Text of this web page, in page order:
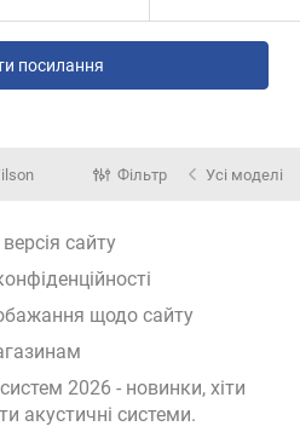
посилання
Фільтр Усі моделі
сайту
щодо сайту
2026 - новинки, хіти
акустичні системи.